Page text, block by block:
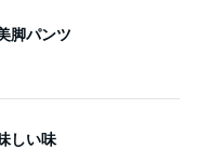
脚パンツ
しい味